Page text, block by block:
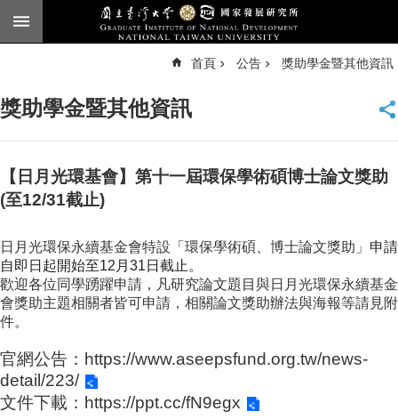
跳到主要內容區塊
臺
頁
English
告
本
所
本
所
成
首頁 公告 獎助學金暨其他資訊
獎助學金暨其他資訊
【日月光環基會】第十一屆環保學術碩博士論文獎助
(至12/31截止)
日月光環保永續基金會特設「環保學術碩、博士論文獎助」 申請
自即日起開始至12月31日截止。
歡迎各位同學踴躍申請，凡研究論文題目與日月光環保永續基金
會獎助主題相關者皆可申請， 相關論文獎助辦法與海報等請見附
件。
官網公告： https://www.aseepsfund.org.tw/news-
detail/223/
文件下載： https://ppt.cc/fN9egx